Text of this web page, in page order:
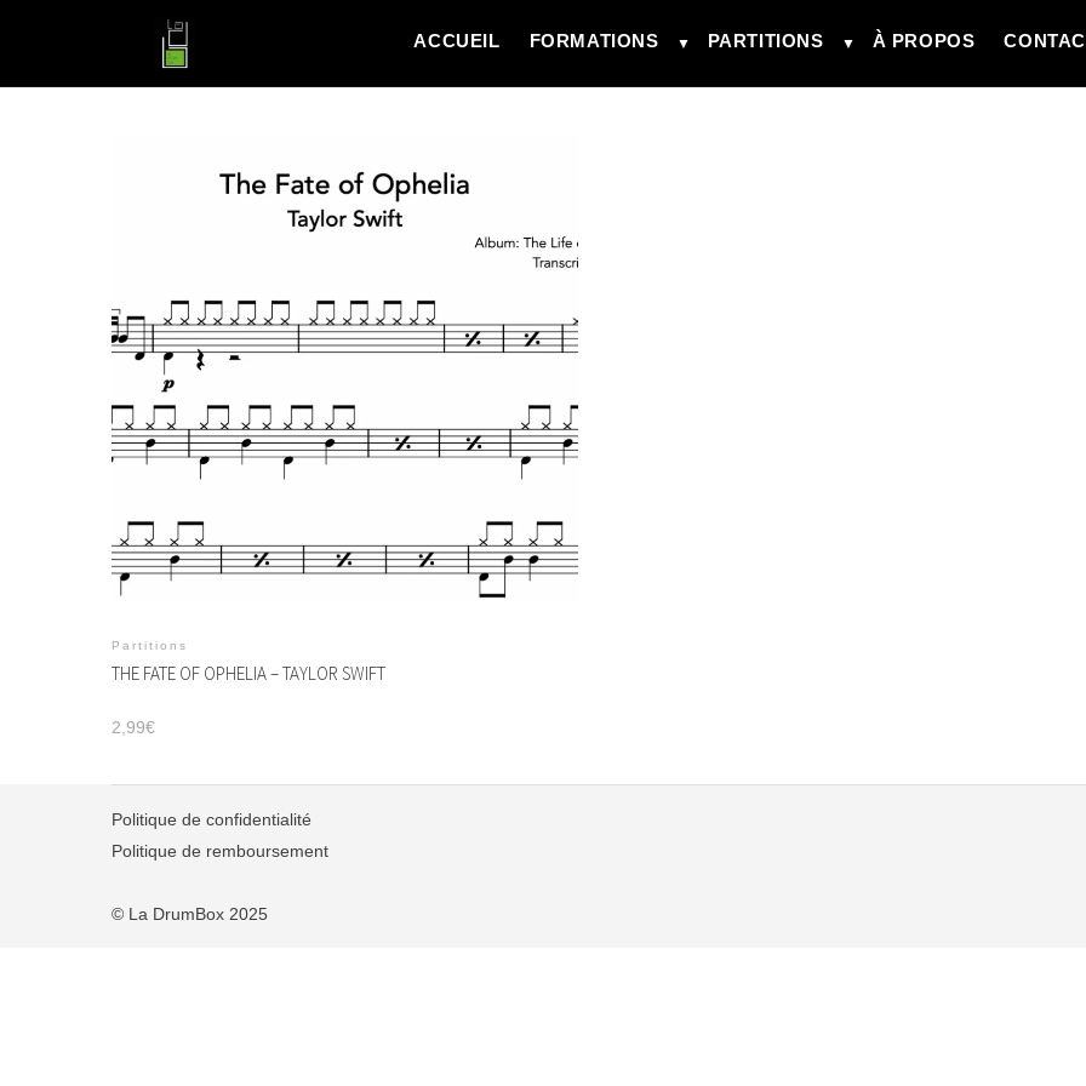
ACCUEIL FORMATIONS ▼ PARTITIONS ▼ À PROPOS
Partitions
THE FATE OF OPHELIA – TAYLOR SWIFT
2,99€
Politique de confidentialité
Politique de remboursement
© La DrumBox 2025